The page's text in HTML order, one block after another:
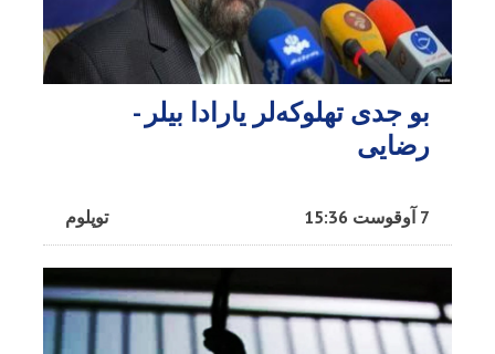
بو جدی تهلوکه‌لر یارادا بیلر -
رضایی
توپلوم 7 آوقوست 15:36